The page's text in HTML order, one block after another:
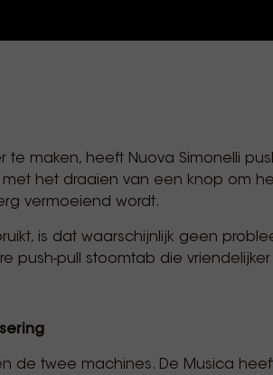
maken, heeft Nuova Simonelli
het draaien van een knop om
vermoeiend wordt.
is dat waarschijnlijk geen
push-pull stoomtab die
de twee machines. De Musica